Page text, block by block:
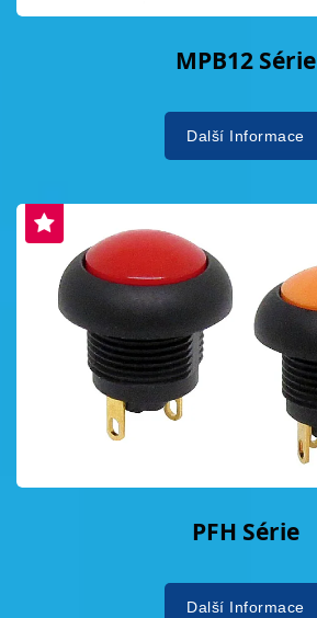
MPB12 Série
Další Informace
PFH Série
Další Informace